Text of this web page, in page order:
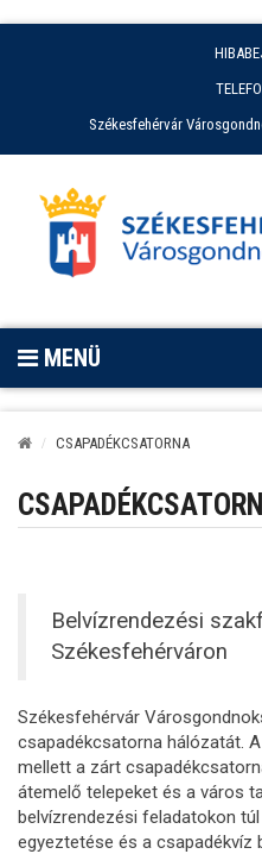
Székesfehérvár
MENÜ
CSAPADÉKCSATORNA
Belvízrendezési
Székesfehérváron
Székesfehérvár
csapadékcsatorna hálózatát.
mellett a zárt
átemelő telepeket és a város
belvízrendezési feladatokon
egyeztetése és a